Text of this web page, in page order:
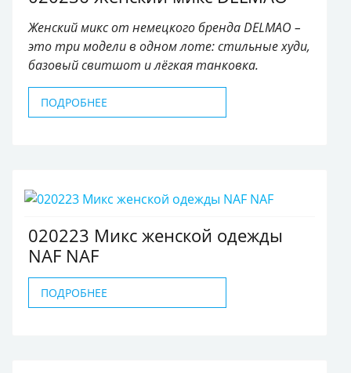
Женский микс от немецкого бренда DELMAO –
это три модели в одном лоте: стильные худи,
базовый свитшот и лёгкая танковка.
ПОДРОБНЕЕ
020223 Микс женской одежды
NAF NAF
ПОДРОБНЕЕ